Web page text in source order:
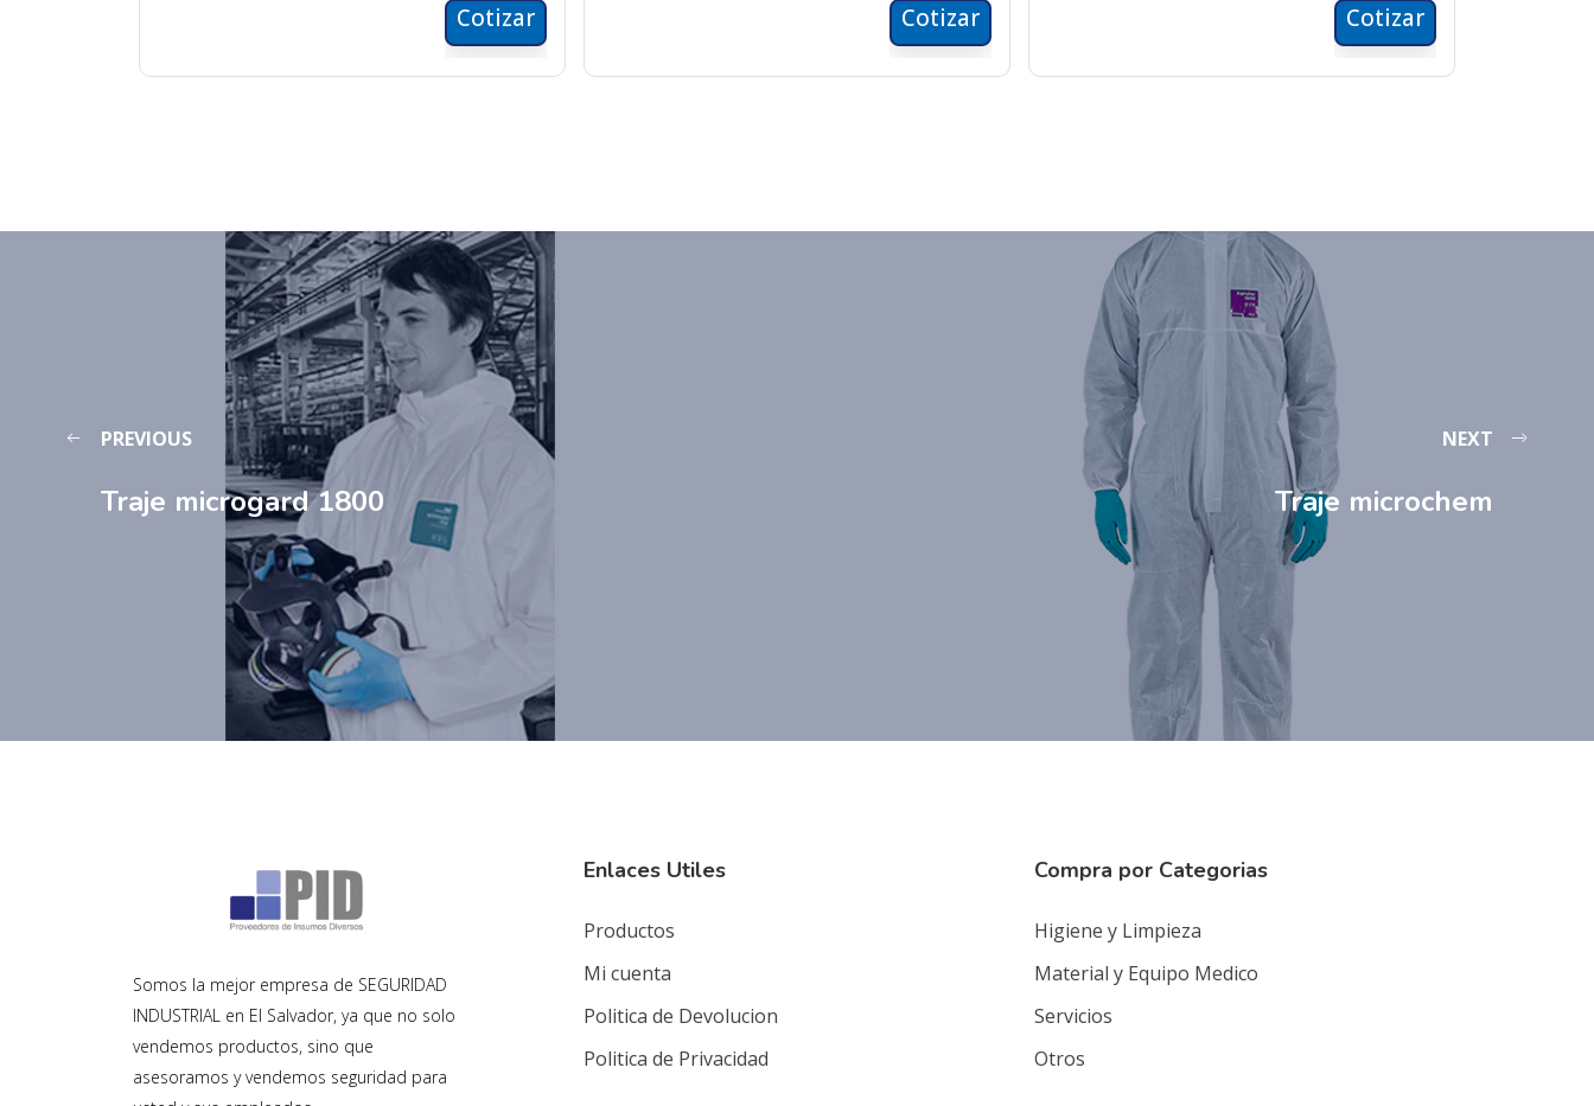
Cotizar Cotizar Cotizar
PREVIOUS
Traje microgard 1800
NEXT
Traje microchem
Somos la mejor empresa de SEGURIDAD
INDUSTRIAL en El Salvador, ya que no solo
vendemos productos, sino que
asesoramos y vendemos seguridad para
Enlaces Utiles
Productos
Mi cuenta
Politica de Devolucion
Politica de Privacidad
Compra por Categorias
Higiene y Limpieza
Material y Equipo Medico
Servicios
Otros